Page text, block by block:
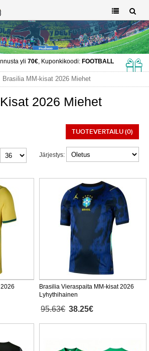
yli 70€, Kuponkikoodi: FOOTBALL
Brasilia MM-kisat 2026 Miehet
2026 Miehet
TUOTEVERTAILU (0)
Järjestys:
Brasilia Vieraspaita MM-kisat 2026
Lyhythihainen
95.63€ 38.25€